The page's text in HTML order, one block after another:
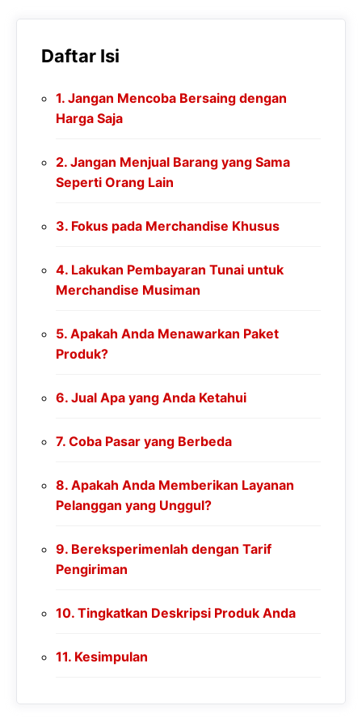
Daftar Isi
Jangan Mencoba Bersaing dengan
Harga Saja
Jangan Menjual Barang yang Sama
Seperti Orang Lain
Fokus pada Merchandise Khusus
Lakukan Pembayaran Tunai untuk
Merchandise Musiman
Apakah Anda Menawarkan Paket
Produk?
Jual Apa yang Anda Ketahui
Coba Pasar yang Berbeda
Apakah Anda Memberikan Layanan
Pelanggan yang Unggul?
Bereksperimenlah dengan Tarif
Pengiriman
Tingkatkan Deskripsi Produk Anda
Kesimpulan